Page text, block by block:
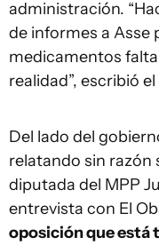
administración.
de informes a Asse
medicamentos
realidad”, escribió
Del lado del
relatando sin razón
diputada del MPP
entrevista con El
oposición que